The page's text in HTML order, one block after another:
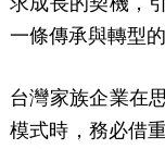
一條傳承與轉型的
台灣家族企業在
模式時，務必借